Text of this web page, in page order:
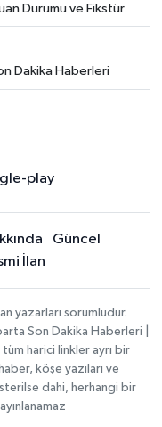
Durumu ve Fikstür
Dakika Haberleri
Güncel
İlan
yazarları sorumludur.
Son Dakika Haberleri |
harici linkler ayrı bir
köşe yazıları ve
dahi, herhangi bir